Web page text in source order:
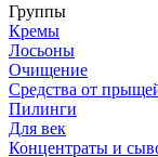
Группы
Кремы
Лосьоны
Очищение
Средства от
Пилинги
Для век
Концентраты и